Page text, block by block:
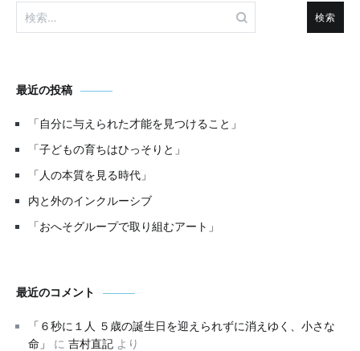
検
索:
最近の投稿
「自分に与えられた才能を見つけること」
「子どもの育ちはひっそりと」
「人の本質を見る時代」
内と外のインクルーシブ
「おへそグループで取り組むアート」
最近のコメント
「６秒に１人 ５歳の誕生日を迎えられずに消えゆく、小さな
命」
に 吉村直記 より